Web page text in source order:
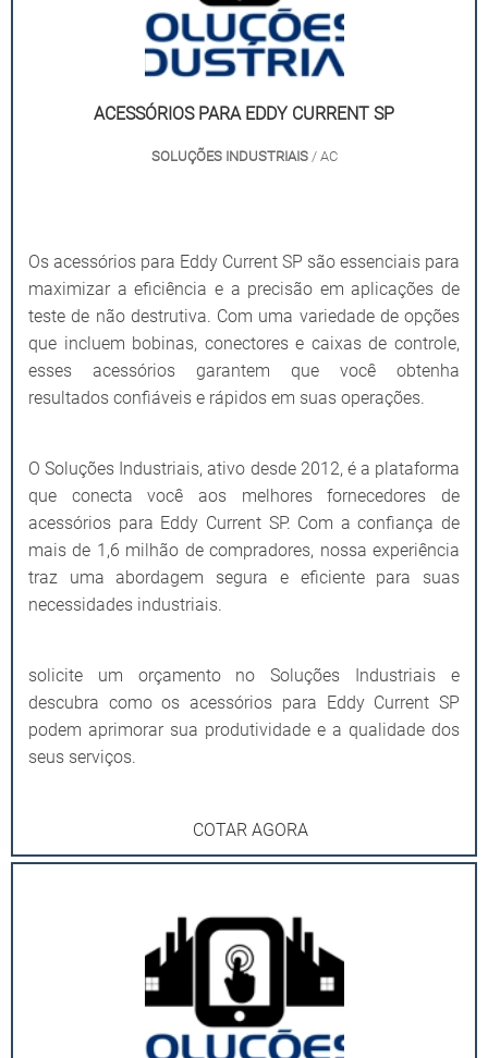
ACESSÓRIOS PARA EDDY CURRENT SP
SOLUÇÕES INDUSTRIAIS/ AC
Os acessórios para Eddy Current SP são essenciais para
maximizar a eficiência e a precisão em aplicações de
teste de não destrutiva. Com uma variedade de opções
que incluem bobinas, conectores e caixas de controle,
esses acessórios garantem que você obtenha
resultados confiáveis e rápidos em suas operações.
O Soluções Industriais, ativo desde 2012, é a plataforma
que conecta você aos melhores fornecedores de
acessórios para Eddy Current SP. Com a confiança de
mais de 1,6 milhão de compradores, nossa experiência
traz uma abordagem segura e eficiente para suas
necessidades industriais.
solicite um orçamento no Soluções Industriais e
descubra como os acessórios para Eddy Current SP
podem aprimorar sua produtividade e a qualidade dos
seus serviços.
COTAR AGORA